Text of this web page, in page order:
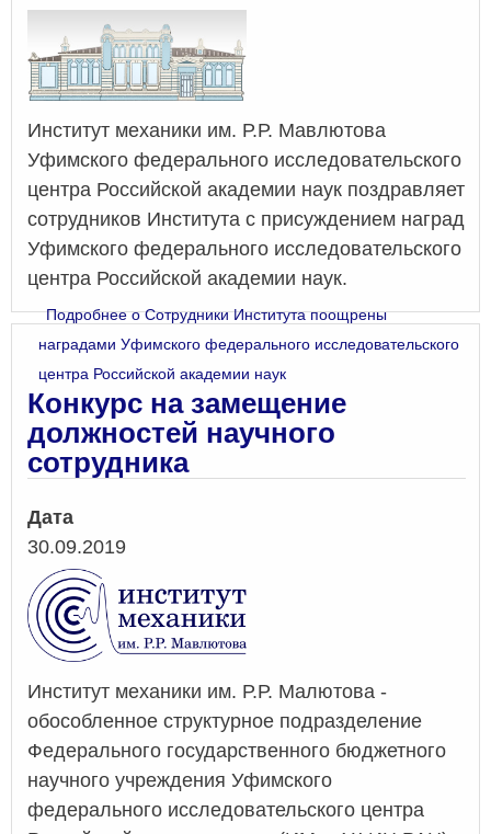
Институт механики им. Р.Р. Мавлютова
Уфимского федерального исследовательского
центра Российской академии наук поздравляет
сотрудников Института с присуждением наград
Уфимского федерального исследовательского
центра Российской академии наук.
Подробнеео Сотрудники Института поощрены
наградами Уфимского федерального исследовательского
центра Российской академии наук
Конкурс на замещение
должностей научного
сотрудника
Дата
30.09.2019
Институт механики им. Р.Р. Малютова -
обособленное структурное подразделение
Федерального государственного бюджетного
научного учреждения Уфимского
федерального исследовательского центра